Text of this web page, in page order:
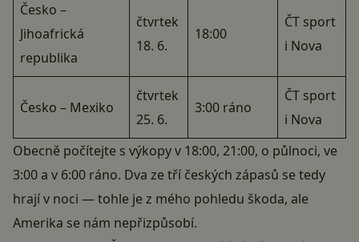
Česko –
Jihoafrická
republika
čtvrtek
18. 6.
18:00
ČT sport
i Nova
Česko – Mexiko
čtvrtek
25. 6.
3:00 ráno
ČT sport
i Nova
Obecně počítejte s výkopy v 18:00, 21:00, o půlnoci, ve
3:00 a v 6:00 ráno. Dva ze tří českých zápasů se tedy
hrají v noci — tohle je z mého pohledu škoda, ale
Amerika se nám nepřizpůsobí.